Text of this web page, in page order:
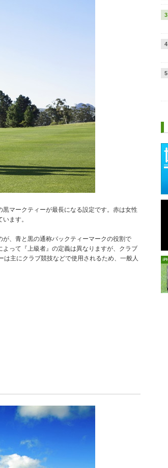
マークティーが最長になる設定です。赤は女性
ます。
、青と黒の通称バックティーマークの役割で
って『上級者』の定義は異なりますが、クラブ
主にクラブ競技などで使用されるため、一般人